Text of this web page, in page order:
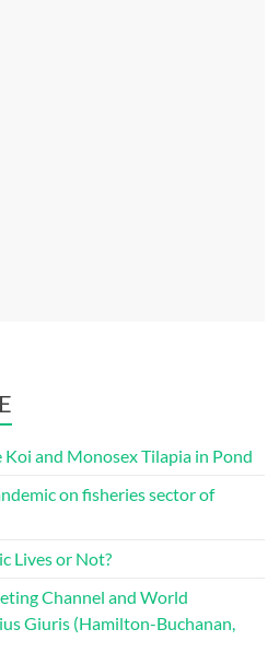
and Monosex Tilapia in Pond
on fisheries sector of
Lives or Not?
Channel and World
Giuris (Hamilton-Buchanan,